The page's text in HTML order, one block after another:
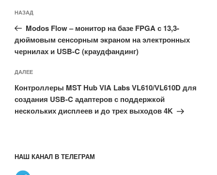
по
записям
Предыдущая
запись:
НАЗАД
Modos Flow – монитор на базе FPGA с 13,3-
дюймовым сенсорным экраном на электронных
чернилах и USB-C (краудфандинг)
Следующая
запись
ДАЛЕЕ
Контроллеры MST Hub VIA Labs VL610/VL610D для
создания USB-C адаптеров с поддержкой
нескольких дисплеев и до трех выходов 4K
НАШ КАНАЛ В ТЕЛЕГРАМ